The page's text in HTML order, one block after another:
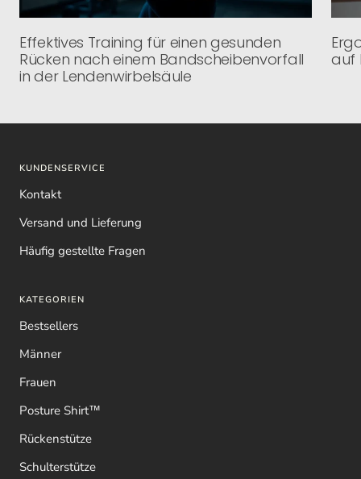
Effektives Training für einen gesunden
Rücken nach einem Bandscheibenvorfall
in der Lendenwirbelsäule
auf
KUNDENSERVICE
Kontakt
Versand und Lieferung
Häufig gestellte Fragen
KATEGORIEN
Bestsellers
Männer
Frauen
Posture Shirt™
Rückenstütze
Schulterstütze